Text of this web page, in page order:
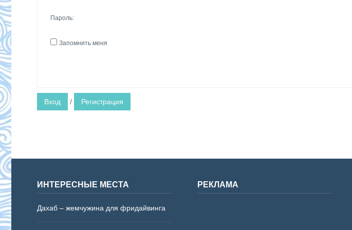
Пароль:
Запомнить меня
Вход / Регистрация
ИНТЕРЕСНЫЕ МЕСТА
Дахаб – жемчужина для фридайвинга
РЕКЛАМА